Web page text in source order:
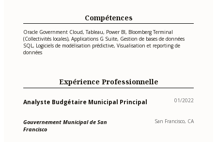
Compétences
Oracle Government Cloud, Tableau, Power BI, Bloomberg Terminal
(Collectivités locales), Applications G Suite, Gestion de bases de données
SQL, Logiciels de modélisation prédictive, Visualisation et reporting de
données
Expérience Professionnelle
Analyste Budgétaire Municipal Principal 01/2022
Gouvernement Municipal de San
Francisco
San Francisco, CA